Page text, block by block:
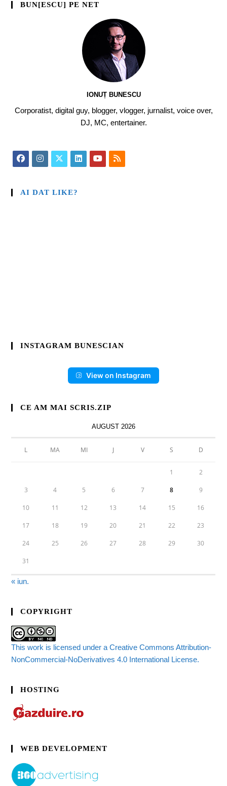
BUN[ESCU] PE NET
IONUȚ BUNESCU
Corporatist, digital guy, blogger, vlogger, jurnalist, voice over,
DJ, MC, entertainer.
AI DAT LIKE?
INSTAGRAM BUNESCIAN
View on Instagram
CE AM MAI SCRIS.ZIP
AUGUST 2026
L MA MI J V S D
1 2
3 4 5 6 7 8 9
10 11 12 13 14 15 16
17 18 19 20 21 22 23
24 25 26 27 28 29 30
31
« iun.
COPYRIGHT
This work is licensed under a Creative Commons Attribution-
NonCommercial-NoDerivatives 4.0 International License.
HOSTING
WEB DEVELOPMENT